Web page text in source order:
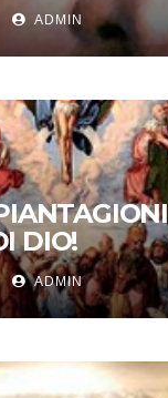
ADMIN
DIO!
ADMIN